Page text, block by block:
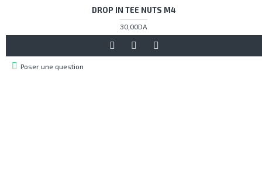
DROP IN TEE NUTS M4
30,00DA
Poser une question